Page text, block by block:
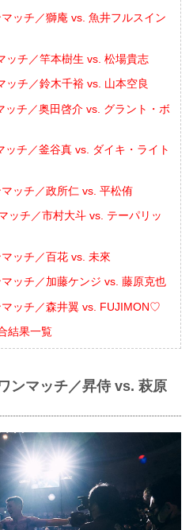
ッチ／獅庵 vs. 魚井フルスイン
ッチ／竿本樹生 vs. 松場貴志
ッチ／鈴木千裕 vs. 山本空良
ッチ／奥田啓介 vs. グラント・ボ
チ／釜谷真 vs. ダイキ・ライト
ッチ／政所仁 vs. 平松侑
ッチ／市村大斗 vs. テーパリッ
ッチ／百花 vs. 未來
ッチ／加藤ケンジ vs. 藤原克也
ッチ／森井翼 vs. FUJIMON♡
結果一覧
ンマッチ／昇侍 vs. 萩原